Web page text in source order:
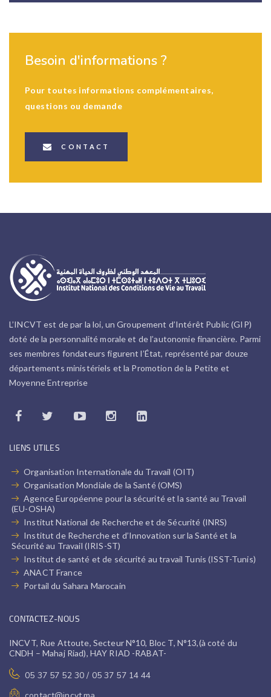
Besoin d'informations ?
Pour toutes informations complémentaires,
questions ou demande
CONTACT
L’INCVT est de par la loi, un Groupement d’Intérêt Public (GIP)
doté de la personnalité morale et de l’autonomie financière. Parmi
ses membres fondateurs figurent l’État, représenté par douze
départements ministériels et la Promotion de la Petite et
Moyenne Entreprise
LIENS UTILES
Organisation Internationale du Travail (OIT)
Organisation Mondiale de la Santé (OMS)
Agence Européenne pour la sécurité et la santé au Travail
(EU-OSHA)
Institut National de Recherche et de Sécurité (INRS)
Institut de Recherche et d’Innovation sur la Santé et la
Sécurité au Travail (IRIS-ST)
Institut de santé et de sécurité au travail Tunis (ISST-Tunis)
ANACT France
Portail du Sahara Marocain
CONTACTEZ-NOUS
INCVT, Rue Attoute, Secteur N°10, Bloc T, N°13,(à coté du
CNDH – Mahaj Riad), HAY RIAD -RABAT-
05 37 57 52 30 / 05 37 57 14 44